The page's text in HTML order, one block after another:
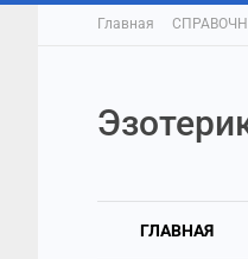
Главная
ГЛАВНАЯ